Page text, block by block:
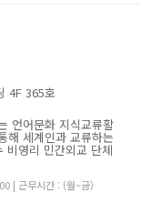
4F 365호
언어문화 지식교류활
해 세계인과 교류하는
비영리 민간외교 단체
| 근무시간 : (월~금)